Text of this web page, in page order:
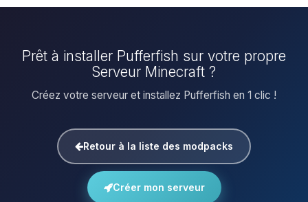
Prêt à installer Pufferfish sur votre propre
Serveur Minecraft ?
Créez votre serveur et installez Pufferfish en 1 clic !
Retour à la liste des modpacks
Créer mon serveur